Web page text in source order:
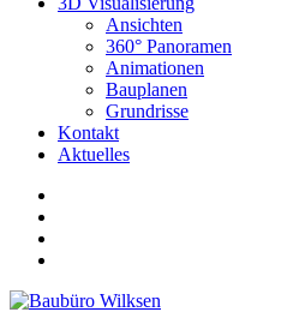
Ansichten
360° Panoramen
Animationen
Bauplanen
Grundrisse
Kontakt
Aktuelles